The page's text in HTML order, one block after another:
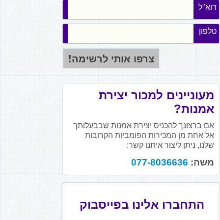
דוא"ל
טלפון
מעוניינים למכור יצירת
אמנות?
אם ברצונך להכניס יצירת אמנות שבבעלותך
אל אחת מן המכירות הפומביות הקרובות
שלנו, ניתן ליצור איתנו קשר:
משה: 077-8036636
התחברו אלינו בפייסבוק